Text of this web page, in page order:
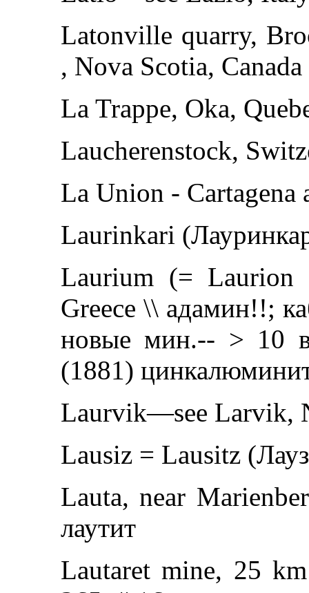
Latonville quarry,
, Nova Scotia,
La Trappe, Oka,
Laucherenstock,
La Union - Cartagena
Laurinkari
Laurium (=
Greece \\ адамин!!;
новые мин.-- > 10
(1881)
Laurvik—see Larvik,
Lausiz = Lausitz
Lauta, near
лаутит
Lautaret mine, 25